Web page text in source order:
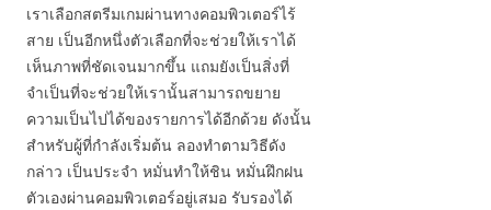
เราเลือกสตรีมเกมผ่านทางคอมพิวเตอร์ไร้
สาย เป็นอีกหนึ่งตัวเลือกที่จะช่วยให้เราได้
เห็นภาพที่ชัดเจนมากขึ้น แถมยังเป็นสิ่งที่
จำเป็นที่จะช่วยให้เรานั้นสามารถขยาย
ความเป็นไปได้ของรายการได้อีกด้วย ดังนั้น
สำหรับผู้ที่กำลังเริ่มต้น ลองทำตามวิธีดัง
กล่าว เป็นประจำ หมั่นทำให้ชิน หมั่นฝึกฝน
ตัวเองผ่านคอมพิวเตอร์อยู่เสมอ รับรองได้